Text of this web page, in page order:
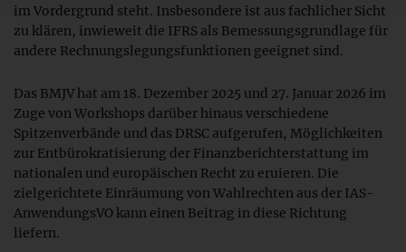
im Vordergrund steht. Insbesondere ist aus fachlicher Sicht
zu klären, inwieweit die IFRS als Bemessungsgrundlage für
andere Rechnungslegungsfunktionen geeignet sind.
Das BMJV hat am 18. Dezember 2025 und 27. Januar 2026 im
Zuge von Workshops darüber hinaus verschiedene
Spitzenverbände und das DRSC aufgerufen, Möglichkeiten
zur Entbürokratisierung der Finanzberichterstattung im
nationalen und europäischen Recht zu eruieren. Die
zielgerichtete Einräumung von Wahlrechten aus der IAS-
AnwendungsVO kann einen Beitrag in diese Richtung
liefern.